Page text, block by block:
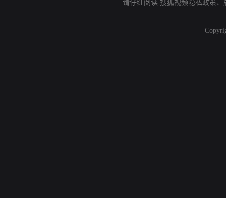
请仔细阅读 搜狐视频隐私政策、